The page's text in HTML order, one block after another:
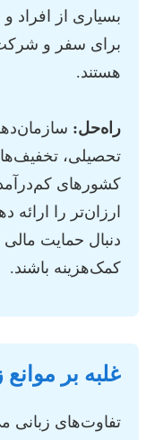
بسیاری از افراد
برای سفر و شرکت
هستند.
راه‌حل:
تحصیلی،
کشورهای
ارزان‌تر را ارائه
دنبال حمایت
کمک‌هزینه باشند.
غلبه بر موانع
تفاوت‌های زبانی